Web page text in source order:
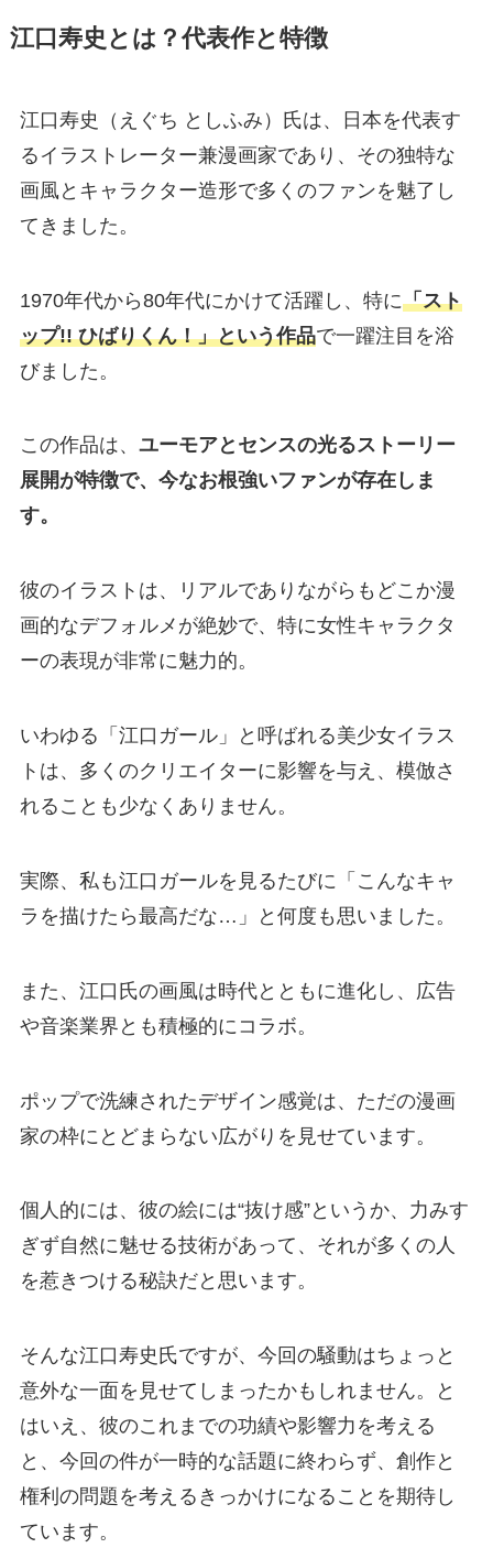
江口寿史とは？代表作と特徴
江口寿史（えぐち としふみ）氏は、日本を代表す
るイラストレーター兼漫画家であり、その独特な
画風とキャラクター造形で多くのファンを魅了し
てきました。
1970年代から80年代にかけて活躍し、特に「スト
ップ!! ひばりくん！」という作品で一躍注目を浴
びました。
この作品は、 ユーモアとセンスの光るストーリー
展開が特徴で、今なお根強いファンが存在しま
す。
彼のイラストは、リアルでありながらもどこか漫
画的なデフォルメが絶妙で、特に女性キャラクタ
ーの表現が非常に魅力的。
いわゆる「江口ガール」と呼ばれる美少女イラス
トは、多くのクリエイターに影響を与え、模倣さ
れることも少なくありません。
実際、私も江口ガールを見るたびに「こんなキャ
ラを描けたら最高だな…」と何度も思いました。
また、江口氏の画風は時代とともに進化し、広告
や音楽業界とも積極的にコラボ。
ポップで洗練されたデザイン感覚は、ただの漫画
家の枠にとどまらない広がりを見せています。
個人的には、彼の絵には“抜け感”というか、力みす
ぎず自然に魅せる技術があって、それが多くの人
を惹きつける秘訣だと思います。
そんな江口寿史氏ですが、今回の騒動はちょっと
意外な一面を見せてしまったかもしれません。と
はいえ、彼のこれまでの功績や影響力を考える
と、今回の件が一時的な話題に終わらず、創作と
権利の問題を考えるきっかけになることを期待し
ています。